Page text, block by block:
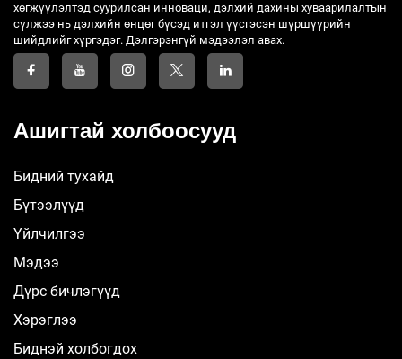
хөгжүүлэлтэд суурилсан инноваци, дэлхий дахины хуваарилалтын
сүлжээ нь дэлхийн өнцөг бүсэд итгэл үүсгэсэн шүршүүрийн
шийдлийг хүргэдэг. Дэлгэрэнгүй мэдээлэл авах.
Ашигтай холбоосууд
Бидний тухайд
Бүтээлүүд
Үйлчилгээ
Мэдээ
Дүрс бичлэгүүд
Хэрэглээ
Биднэй холбогдох